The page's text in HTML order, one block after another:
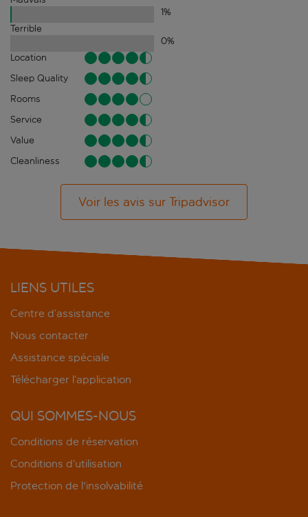
1%
Terrible
0%
Location
Sleep Quality
Rooms
Service
Value
Cleanliness
Voir les avis sur Tripadvisor
LIENS UTILES
Centre d’assistance
Nous contacter
Assistance spéciale
Télécharger l’application
QUI SOMMES-NOUS
Conditions de réservation
Conditions d’utilisation
Protection de l'insolvabilité